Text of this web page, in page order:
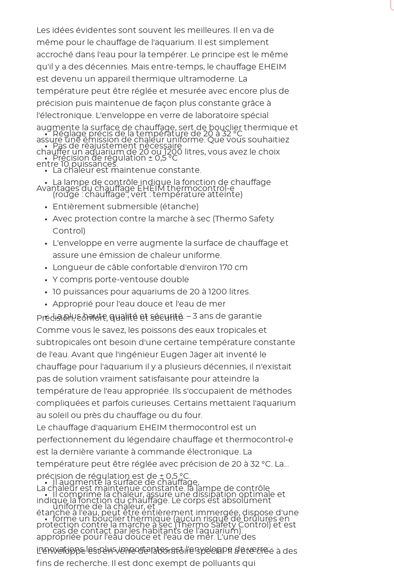
Les idées évidentes sont souvent les meilleures. Il en va de
même pour le chauffage de l'aquarium. Il est simplement
accroché dans l'eau pour la tempérer. Le principe est le même
qu'il y a des décennies. Mais entre-temps, le chauffage EHEIM
est devenu un appareil thermique ultramoderne. La
température peut être réglée et mesurée avec encore plus de
précision puis maintenue de façon plus constante grâce à
l'électronique. L'enveloppe en verre de laboratoire spécial
augmente la surface de chauffage, sert de bouclier thermique et
assure une émission de chaleur uniforme. Que vous souhaitiez
chauffer un aquarium de 20 ou 1200 litres, vous avez le choix
entre 10 puissances.
Avantages du chauffage EHEIM thermocontrol-e
Réglage précis de la température de 20 à 32 °C
Pas de réajustement nécessaire
Précision de régulation ± 0,5 °C
La chaleur est maintenue constante.
La lampe de contrôle indique la fonction de chauffage
(rouge : chauffage ; vert : température atteinte)
Entièrement submersible (étanche)
Avec protection contre la marche à sec (Thermo Safety
Control)
L'enveloppe en verre augmente la surface de chauffage et
assure une émission de chaleur uniforme.
Longueur de câble confortable d'environ 170 cm
Y compris porte-ventouse double
10 puissances pour aquariums de 20 à 1200 litres.
Approprié pour l'eau douce et l'eau de mer
La plus haute qualité et sécurité. – 3 ans de garantie
Précision, confort, qualité et sécurité
Comme vous le savez, les poissons des eaux tropicales et
subtropicales ont besoin d'une certaine température constante
de l'eau. Avant que l'ingénieur Eugen Jäger ait inventé le
chauffage pour l'aquarium il y a plusieurs décennies, il n'existait
pas de solution vraiment satisfaisante pour atteindre la
température de l'eau appropriée. Ils s'occupaient de méthodes
compliquées et parfois curieuses. Certains mettaient l'aquarium
au soleil ou près du chauffage ou du four.
Le chauffage d'aquarium EHEIM thermocontrol est un
perfectionnement du légendaire chauffage et thermocontrol-e
est la dernière variante à commande électronique. La
température peut être réglée avec précision de 20 à 32 °C. La
précision de régulation est de ± 0,5 °C.
La chaleur est maintenue constante. la lampe de contrôle
indique la fonction du chauffage. Le corps est absolument
étanche à l'eau, peut être entièrement immergée, dispose d'une
protection contre la marche à sec (Thermo Safety Control) et est
appropriée pour l'eau douce et l'eau de mer. L'une des
innovations les plus importantes est l'enveloppe de verre:
Il augmente la surface de chauffage,
Il comprime la chaleur, assure une dissipation optimale et
uniforme de la chaleur, et
forme un bouclier thermique (aucun risque de brûlures en
cas de contact par les habitants de l’aquarium).
L'enveloppe est en verre de laboratoire spécial. Il a été créé à des
fins de recherche. Il est donc exempt de polluants qui